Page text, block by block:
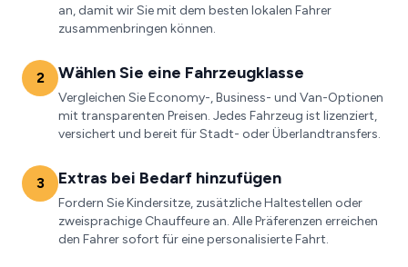
an, damit wir Sie mit dem besten lokalen Fahrer
zusammenbringen können.
2 Wählen Sie eine Fahrzeugklasse
Vergleichen Sie Economy-, Business- und Van-Optionen
mit transparenten Preisen. Jedes Fahrzeug ist lizenziert,
versichert und bereit für Stadt- oder Überlandtransfers.
3 Extras bei Bedarf hinzufügen
Fordern Sie Kindersitze, zusätzliche Haltestellen oder
zweisprachige Chauffeure an. Alle Präferenzen erreichen
den Fahrer sofort für eine personalisierte Fahrt.